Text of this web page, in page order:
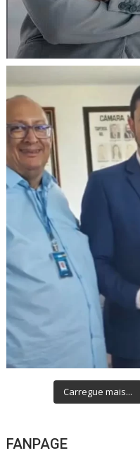
Carregue mais...
FANPAGE